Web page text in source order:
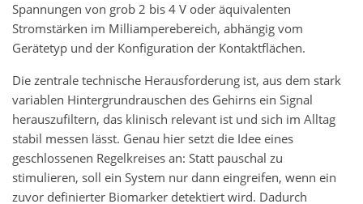
Spannungen von grob 2 bis 4 V oder äquivalenten
Stromstärken im Milliamperebereich, abhängig vom
Gerätetyp und der Konfiguration der Kontaktflächen.
Die zentrale technische Herausforderung ist, aus dem stark
variablen Hintergrundrauschen des Gehirns ein Signal
herauszufiltern, das klinisch relevant ist und sich im Alltag
stabil messen lässt. Genau hier setzt die Idee eines
geschlossenen Regelkreises an: Statt pauschal zu
stimulieren, soll ein System nur dann eingreifen, wenn ein
zuvor definierter Biomarker detektiert wird. Dadurch